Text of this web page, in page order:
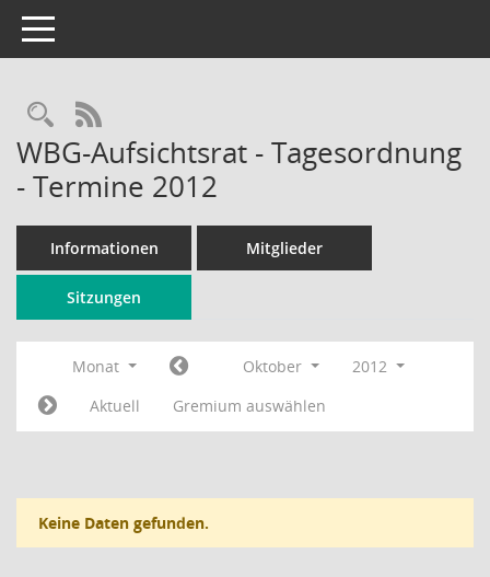
Toggle navigation
Rechercheauswahl
RSS-Feed
WBG-Aufsichtsrat - Tagesordnung
- Termine 2012
Informationen Mitglieder
Sitzungen
Monat Oktober
2012
Aktuell
Gremium auswählen
Keine Daten gefunden.